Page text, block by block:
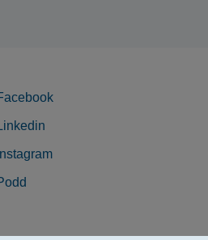
Instagram